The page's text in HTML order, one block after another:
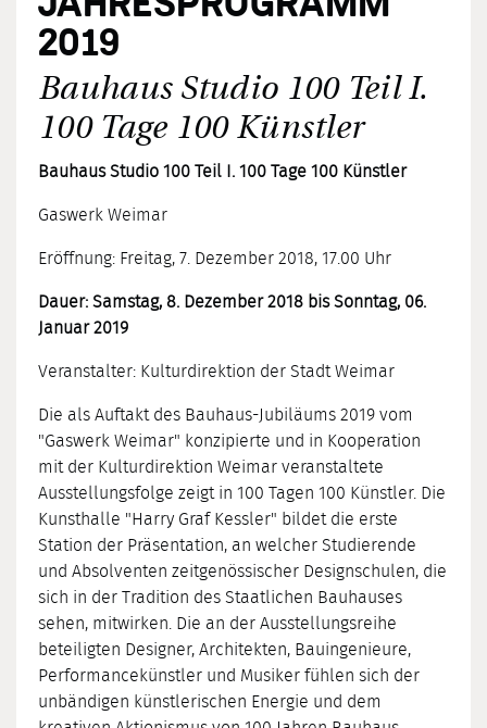
2019
Bauhaus Studio 100 Teil I.
100 Tage 100 Künstler
Bauhaus Studio 100 Teil I. 100 Tage 100 Künstler
Gaswerk Weimar
Eröffnung: Freitag, 7. Dezember 2018, 17.00 Uhr
Dauer: Samstag, 8. Dezember 2018 bis Sonntag, 06.
Januar 2019
Veranstalter: Kulturdirektion der Stadt Weimar
Die als Auftakt des Bauhaus-Jubiläums 2019 vom
"Gaswerk Weimar" konzipierte und in Kooperation
mit der Kulturdirektion Weimar veranstaltete
Ausstellungsfolge zeigt in 100 Tagen 100 Künstler. Die
Kunsthalle "Harry Graf Kessler" bildet die erste
Station der Präsentation, an welcher Studierende
und Absolventen zeitgenössischer Designschulen, die
sich in der Tradition des Staatlichen Bauhauses
sehen, mitwirken. Die an der Ausstellungsreihe
beteiligten Designer, Architekten, Bauingenieure,
Performancekünstler und Musiker fühlen sich der
unbändigen künstlerischen Energie und dem